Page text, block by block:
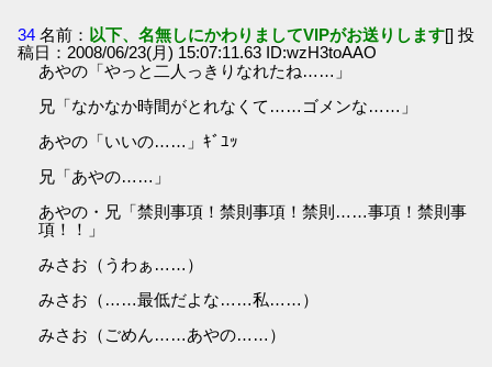
34 名前： 以下、名無しにかわりましてVIPがお送りします[] 投
稿日：2008/06/23(月) 15:07:11.63 ID:wzH3toAAO
あやの「やっと二人っきりなれたね……」
兄「なかなか時間がとれなくて……ゴメンな……」
あやの「いいの……」ｷﾞﾕｯ
兄「あやの……」
あやの・兄「禁則事項！禁則事項！禁則……事項！禁則事
項！！」
みさお（うわぁ……）
みさお（……最低だよな……私……）
みさお（ごめん……あやの……）